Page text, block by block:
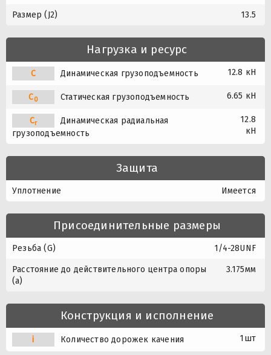
Размер (J2) 13.5
Нагрузка и ресурс
C Динамическая грузоподъемность 12.8 кН
C0 Статическая грузоподъемность 6.65 кН
Cr
Динамическая радиальная
грузоподъемность
12.8
кН
Защита
Уплотнение Имеется
Присоединительные размеры
Резьба (G) 1/4-28UNF
Расстояние до действительного центра опоры
(a)
3.175мм
Конструкция и исполнение
i Количество дорожек качения 1шт